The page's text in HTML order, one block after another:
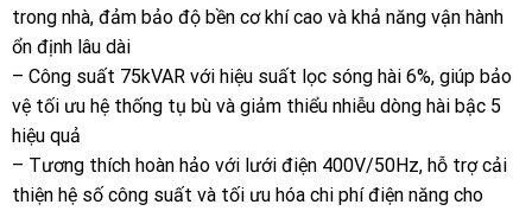
trong nhà, đảm bảo độ bền cơ khí cao và khả năng vận hành
ổn định lâu dài
– Công suất 75kVAR với hiệu suất lọc sóng hài 6%, giúp bảo
vệ tối ưu hệ thống tụ bù và giảm thiểu nhiễu dòng hài bậc 5
hiệu quả
– Tương thích hoàn hảo với lưới điện 400V/50Hz, hỗ trợ cải
thiện hệ số công suất và tối ưu hóa chi phí điện năng cho